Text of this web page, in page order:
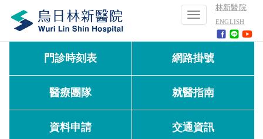
林新醫院
ENGLISH
Toggle
navigation
門診時刻表 網路掛號
醫療團隊 就醫指南
資料申請 交通資訊